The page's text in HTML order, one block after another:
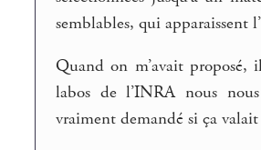
semblables, qui apparaissent
Quand on m’avait proposé,
labos de l’INRA nous
vraiment demandé si ça